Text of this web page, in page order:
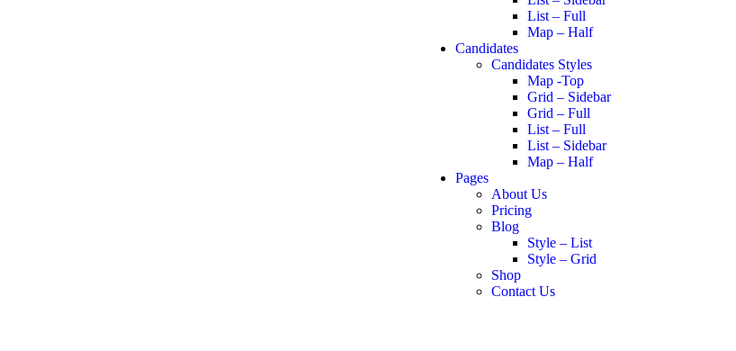
List – Full
Map – Half
Candidates
Candidates Styles
Map -Top
Grid – Sidebar
Grid – Full
List – Full
List – Sidebar
Map – Half
Pages
About Us
Pricing
Blog
Style – List
Style – Grid
Shop
Contact Us